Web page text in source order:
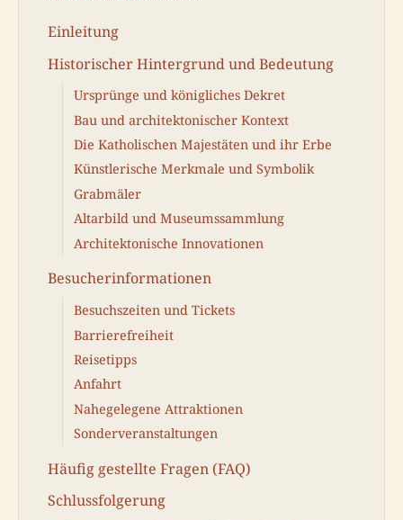
Einleitung
Historischer Hintergrund und Bedeutung
Ursprünge und königliches Dekret
Bau und architektonischer Kontext
Die Katholischen Majestäten und ihr Erbe
Künstlerische Merkmale und Symbolik
Grabmäler
Altarbild und Museumssammlung
Architektonische Innovationen
Besucherinformationen
Besuchszeiten und Tickets
Barrierefreiheit
Reisetipps
Anfahrt
Nahegelegene Attraktionen
Sonderveranstaltungen
Häufig gestellte Fragen (FAQ)
Schlussfolgerung